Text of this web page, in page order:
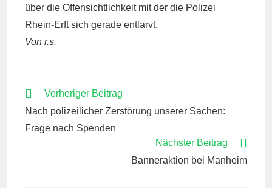
über die Offensichtlichkeit mit der die Polizei
Rhein-Erft sich gerade entlarvt.
Von r.s.
WEITERE
ANSEHEN
Vorheriger Beitrag
Nach polizeilicher Zerstörung unserer Sachen:
Frage nach Spenden
Nächster Beitrag
Banneraktion bei Manheim